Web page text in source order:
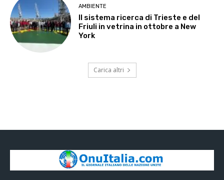
AMBIENTE
Il sistema ricerca di Trieste e del
Friuli in vetrina in ottobre a New
York
Carica altri